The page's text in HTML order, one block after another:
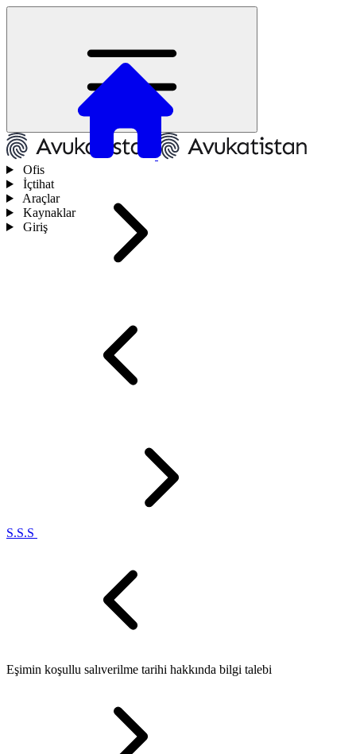
Ofis
İçtihat
Araçlar
Kaynaklar
Giriş
S.S.S
Eşimin koşullu salıverilme tarihi hakkında bilgi talebi